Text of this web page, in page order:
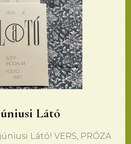
Látó
Látó! VERS, PRÓZA